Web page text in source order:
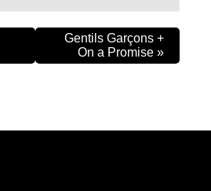
Gentils Garçons +
On a Promise »